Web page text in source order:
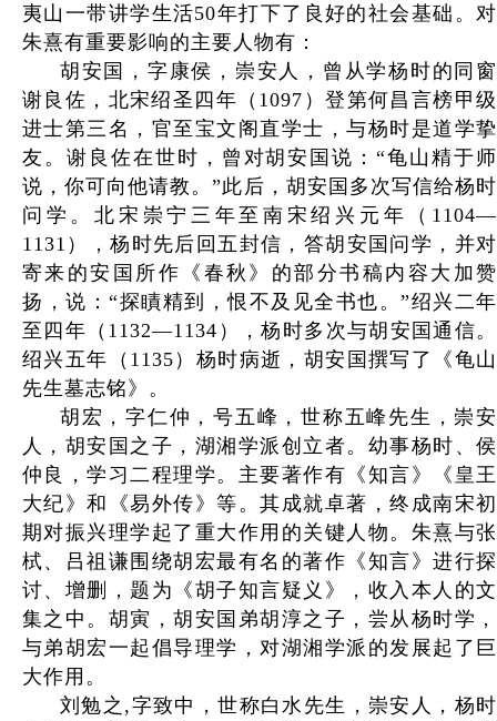
夷山一带讲学生活50年打下了良好的社会基础。对
朱熹有重要影响的主要人物有：
胡安国，字康侯，崇安人，曾从学杨时的同窗
谢良佐，北宋绍圣四年（1097）登第何昌言榜甲级
进士第三名，官至宝文阁直学士，与杨时是道学挚
友。谢良佐在世时，曾对胡安国说：“龟山精于师
说，你可向他请教。”此后，胡安国多次写信给杨时
问学。北宋崇宁三年至南宋绍兴元年（1104—
1131），杨时先后回五封信，答胡安国问学，并对
寄来的安国所作《春秋》的部分书稿内容大加赞
扬，说：“探瞔精到，恨不及见全书也。”绍兴二年
至四年（1132—1134），杨时多次与胡安国通信。
绍兴五年（1135）杨时病逝，胡安国撰写了《龟山
先生墓志铭》。
胡宏，字仁仲，号五峰，世称五峰先生，崇安
人，胡安国之子，湖湘学派创立者。幼事杨时、侯
仲良，学习二程理学。主要著作有《知言》《皇王
大纪》和《易外传》等。其成就卓著，终成南宋初
期对振兴理学起了重大作用的关键人物。朱熹与张
栻、吕祖谦围绕胡宏最有名的著作《知言》进行探
讨、增删，题为《胡子知言疑义》，收入本人的文
集之中。胡寅，胡安国弟胡淳之子，尝从杨时学，
与弟胡宏一起倡导理学，对湖湘学派的发展起了巨
大作用。
刘勉之,字致中，世称白水先生，崇安人，杨时